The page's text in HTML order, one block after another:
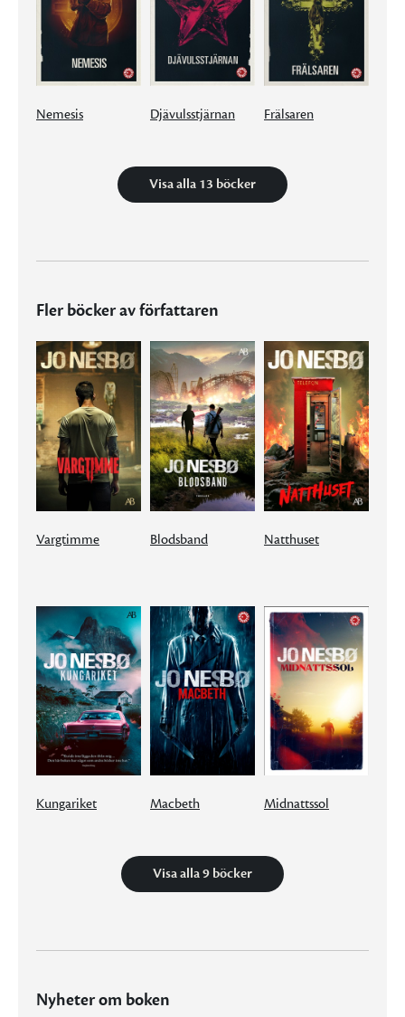
Nemesis Djävulsstjärnan Frälsaren
Visa alla 13 böcker
Fler böcker av författaren
Vargtimme Blodsband Natthuset
Kungariket Macbeth Midnattssol
Visa alla 9 böcker
Nyheter om boken